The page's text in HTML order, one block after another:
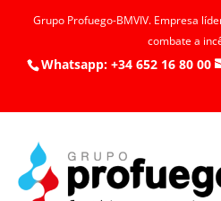
Grupo Profuego-BMVIV. Empresa
combate a
Whatsapp: +34 652 16 80 00